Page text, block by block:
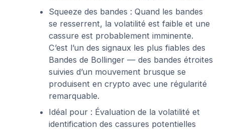
Squeeze des bandes : Quand les bandes
se resserrent, la volatilité est faible et une
cassure est probablement imminente.
C’est l’un des signaux les plus fiables des
Bandes de Bollinger — des bandes étroites
suivies d’un mouvement brusque se
produisent en crypto avec une régularité
remarquable.
Idéal pour : Évaluation de la volatilité et
identification des cassures potentielles